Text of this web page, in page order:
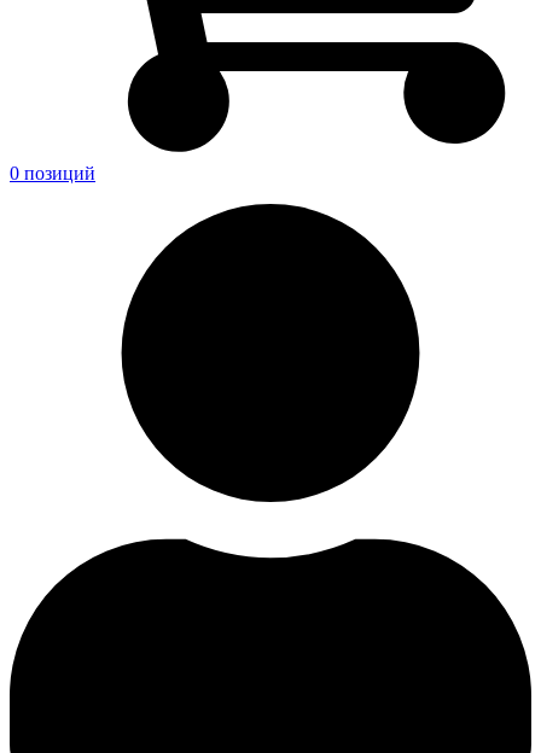
0 позиций